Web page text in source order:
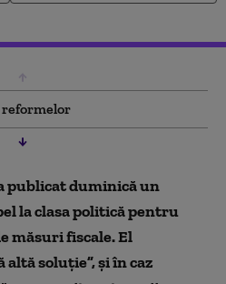
reformelor
publicat duminică un
la clasa politică pentru
măsuri fiscale. El
soluție”, și în caz